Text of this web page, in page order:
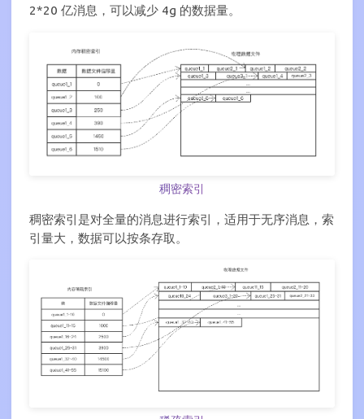
2*20 亿消息，可以减少 4g 的数据量。
稠密索引
稠密索引是对全量的消息进行索引，适用于无序消息，索
引量大，数据可以按条存取。